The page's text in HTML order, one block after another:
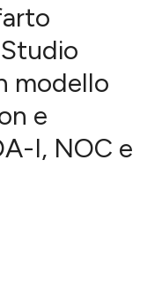
modello
e
I, NOC e